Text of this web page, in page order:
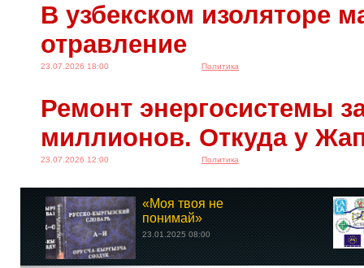
В узбекском изоляторе
отравление
23.07.2026 18:00 Политика
Ремонт энергосистемы
миллионов. Откуда у
23.07.2026 12:00 Политика
«Моя твоя не
понимай»
23.01.2025 08:00